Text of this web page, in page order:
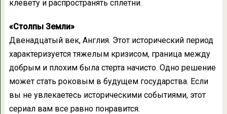
клевету и распространять сплетни.
«Столпы Земли»
Двенадцатый век, Англия. Этот исторический период
характеризуется тяжелым кризисом, граница между
добрым и плохим была стерта начисто. Одно решение
может стать роковым в будущем государства. Если
вы не увлекаетесь историческими событиями, этот
сериал вам все равно понравится.